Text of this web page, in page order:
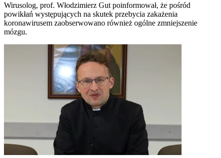
Wirusolog, prof. Włodzimierz Gut poinformował, że pośród
powikłań występujących na skutek przebycia zakażenia
koronawirusem zaobserwowano również ogólne zmniejszenie
mózgu.